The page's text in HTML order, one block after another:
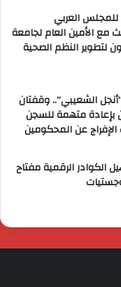
العربي
مع الأمين العام لجامعة
لتطوير النظم الصحية
الشعيبي”.. وقفتان
بإعادة متهمة للسجن
عن المحكومين
الكوادر الرقمية مفتاح